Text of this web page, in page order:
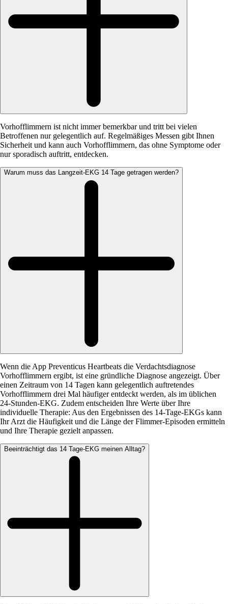
Vorhofflimmern ist nicht immer bemerkbar und tritt bei vielen
Betroffenen nur gelegentlich auf. Regelmäßiges Messen gibt Ihnen
Sicherheit und kann auch Vorhofflimmern, das ohne Symptome oder
nur sporadisch auftritt, entdecken.
Warum muss das Langzeit-EKG 14 Tage getragen werden?
Wenn die App Preventicus Heartbeats die Verdachtsdiagnose
Vorhofflimmern ergibt, ist eine gründliche Diagnose angezeigt. Über
einen Zeitraum von 14 Tagen kann gelegentlich auftretendes
Vorhofflimmern drei Mal häufiger entdeckt werden, als im üblichen
24-Stunden-EKG. Zudem entscheiden Ihre Werte über Ihre
individuelle Therapie: Aus den Ergebnissen des 14-Tage-EKGs kann
Ihr Arzt die Häufigkeit und die Länge der Flimmer-Episoden ermitteln
und Ihre Therapie gezielt anpassen.
Beeinträchtigt das 14 Tage-EKG meinen Alltag?